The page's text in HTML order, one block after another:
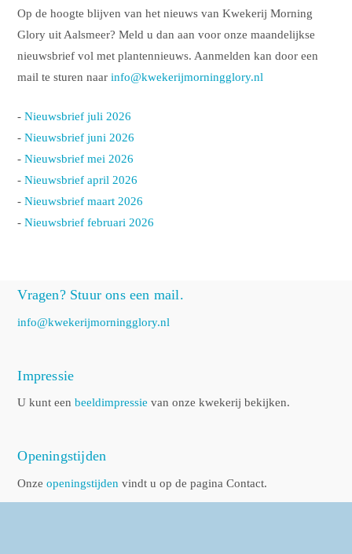
Op de hoogte blijven van het nieuws van Kwekerij Morning
Glory uit Aalsmeer? Meld u dan aan voor onze maandelijkse
nieuwsbrief vol met plantennieuws. Aanmelden kan door een
mail te sturen naarinfo@kwekerijmorningglory.nl
-Nieuwsbrief juli 2026
-Nieuwsbrief juni 2026
-Nieuwsbrief mei 2026
-Nieuwsbrief april 2026
-Nieuwsbrief maart 2026
-Nieuwsbrief februari 2026
Vragen? Stuur ons een mail.
info@kwekerijmorningglory.nl
Impressie
U kunt eenbeeldimpressie van onze kwekerij bekijken.
Openingstijden
Onzeopeningstijden vindt u op de pagina Contact.